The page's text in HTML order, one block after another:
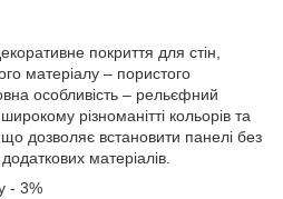
покриття для стін,
матеріалу – пористого
особливість – рельєфний
різноманітті кольорів та
дозволяє встановити панелі без
матеріалів.
- 3%